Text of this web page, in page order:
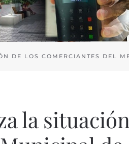
DE LOS COMERCIANTES DEL
la